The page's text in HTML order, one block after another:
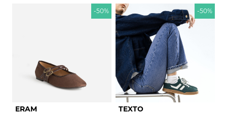
-50%
ERAM
-50%
TEXTO